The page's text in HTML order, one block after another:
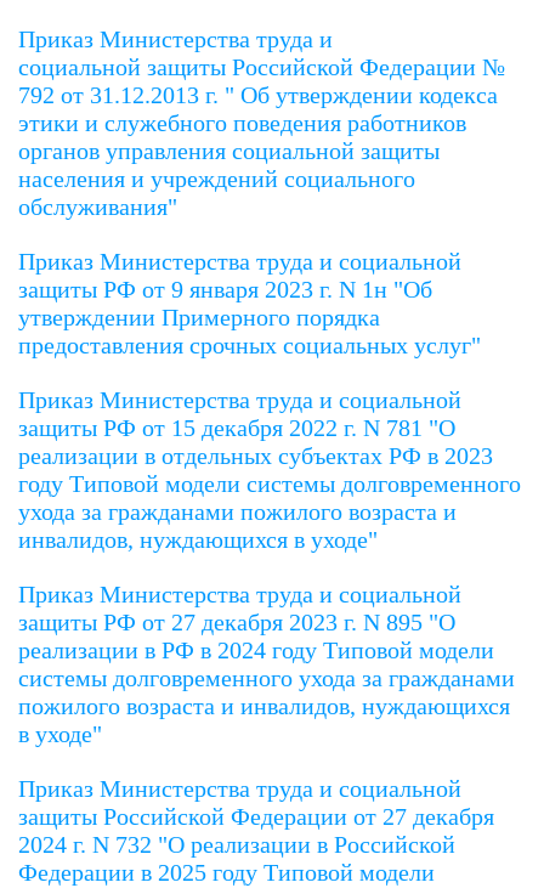
Приказ Министерства труда и
социальной защиты Российской Федерации №
792 от 31.12.2013 г. " Об утверждении кодекса
этики и служебного поведения работников
органов управления социальной защиты
населения и учреждений социального
обслуживания"
Приказ Министерства труда и социальной
защиты РФ от 9 января 2023 г. N 1н "Об
утверждении Примерного порядка
предоставления срочных социальных услуг"
Приказ Министерства труда и социальной
защиты РФ от 15 декабря 2022 г. N 781 "О
реализации в отдельных субъектах РФ в 2023
году Типовой модели системы долговременного
ухода за гражданами пожилого возраста и
инвалидов, нуждающихся в уходе"
Приказ Министерства труда и социальной
защиты РФ от 27 декабря 2023 г. N 895 "О
реализации в РФ в 2024 году Типовой модели
системы долговременного ухода за гражданами
пожилого возраста и инвалидов, нуждающихся
в уходе"
Приказ Министерства труда и социальной
защиты Российской Федерации от 27 декабря
2024 г. N 732 "О реализации в Российской
Федерации в 2025 году Типовой модели